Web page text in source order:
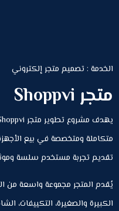
الخدمة : تصميم متجر إلكتروني
متجر Shoppvi
متكاملة ومتخصصة في بيع الأجهزة
تقديم تجربة مستخدم سلسة
يُقدم المتجر مجموعة واسعة من
الكبيرة والصغيرة، التكييفات،